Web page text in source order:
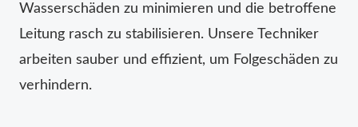
Wasserschäden zu minimieren und die betroffene
Leitung rasch zu stabilisieren. Unsere Techniker
arbeiten sauber und effizient, um Folgeschäden zu
verhindern.